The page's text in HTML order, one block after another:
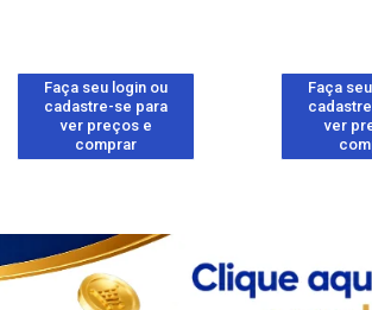
Faça seu login ou
cadastre-se para
ver preços e
comprar
Faça
ver